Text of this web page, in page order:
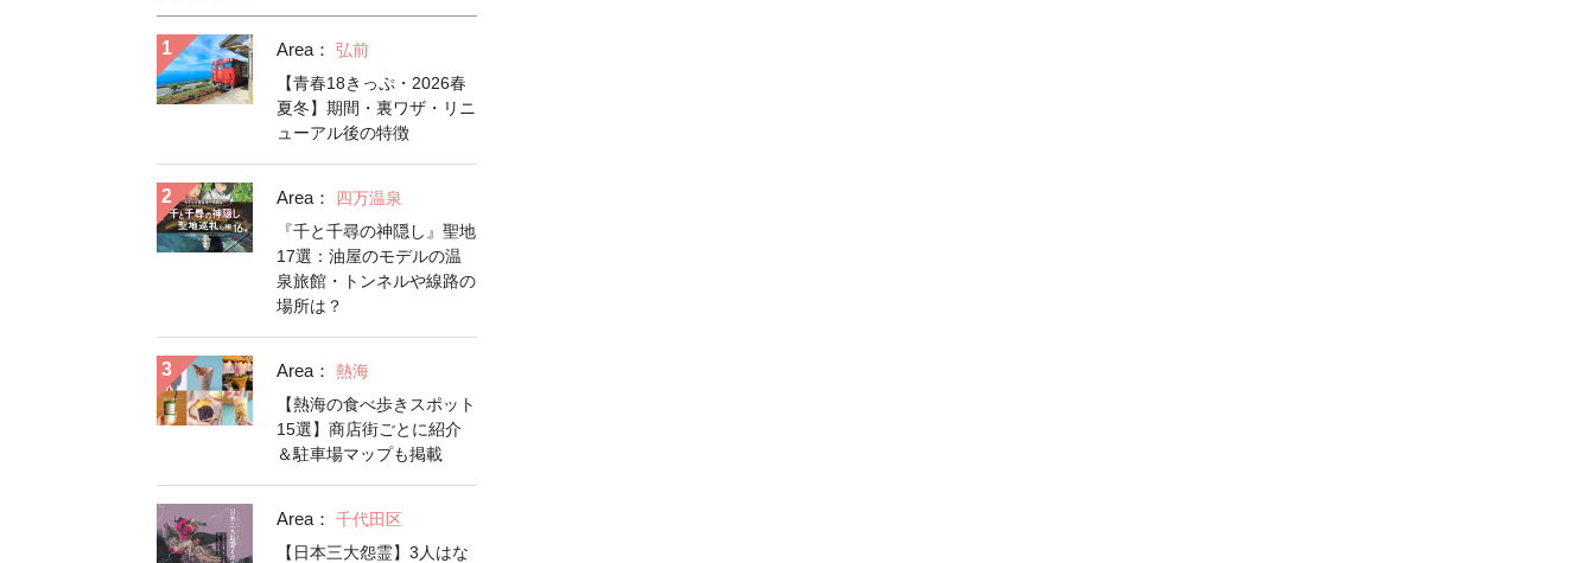
Area：
弘前
【青春18きっぷ・2026春
夏冬】期間・裏ワザ・リニ
ューアル後の特徴
Area：
四万温泉
『千と千尋の神隠し』聖地
17選：油屋のモデルの温
泉旅館・トンネルや線路の
場所は？
Area：
熱海
【熱海の食べ歩きスポット
15選】商店街ごとに紹介
＆駐車場マップも掲載
Area：
千代田区
【日本三大怨霊】3人はな